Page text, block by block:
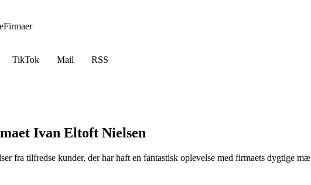
Firmaer
TikTok Mail
RSS
Ivan Eltoft Nielsen
fra tilfredse kunder, der har haft en fantastisk oplevelse med firmaets dygtige